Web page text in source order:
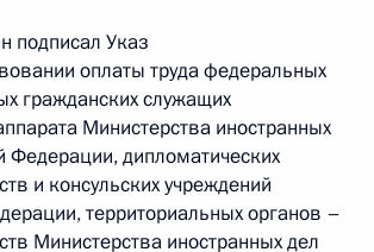
подписал Указ
оплаты труда федеральных
гражданских служащих
Министерства иностранных
Федерации, дипломатических
и консульских учреждений
территориальных органов –
Министерства иностранных дел